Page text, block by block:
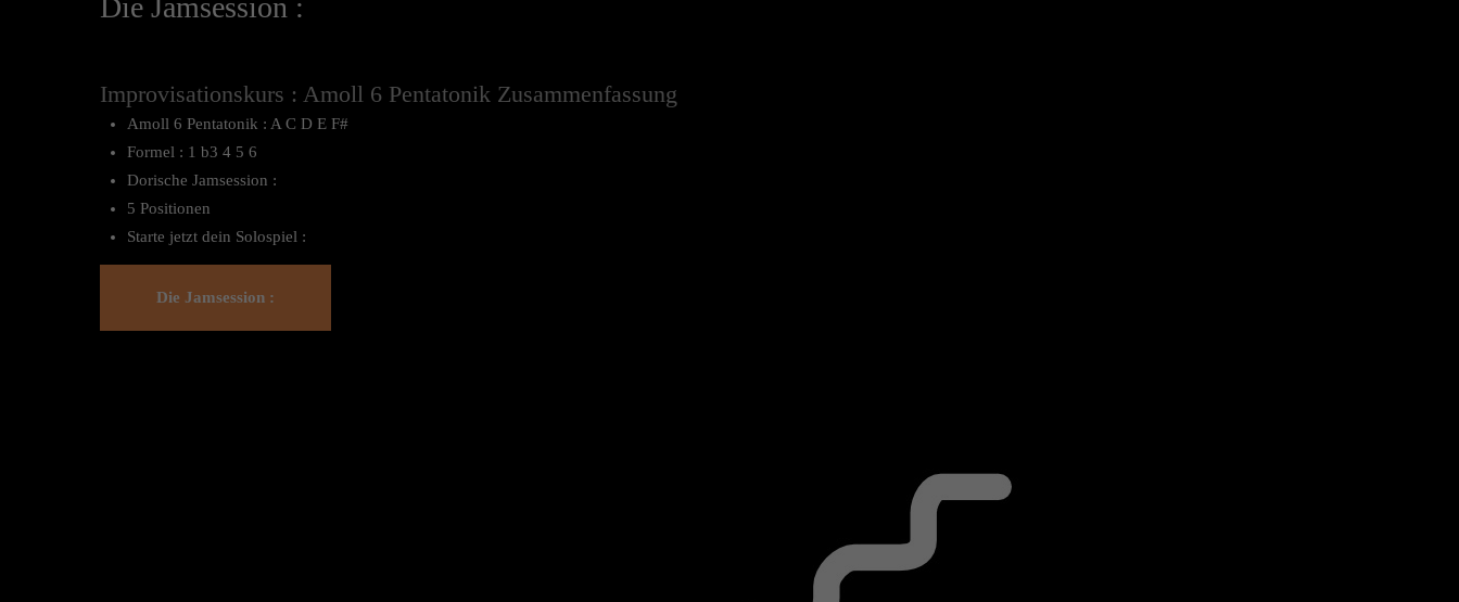
Die Jamsession :
Improvisationskurs : Amoll 6 Pentatonik Zusammenfassung
Amoll 6 Pentatonik : A C D E F#
Formel : 1 b3 4 5 6
Dorische Jamsession :
5 Positionen
Starte jetzt dein Solospiel :
Die Jamsession :